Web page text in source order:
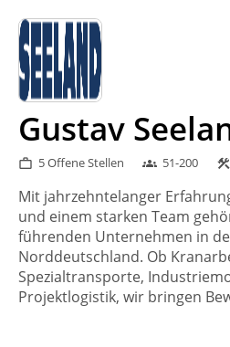
Gustav
work_outline 5 Offene Stellen groups 51-200 construction
Mit jahrzehntelanger
und einem starken Team
führenden Unternehmen in
Norddeutschland. Ob
Spezialtransporte,
Projektlogistik, wir bringen